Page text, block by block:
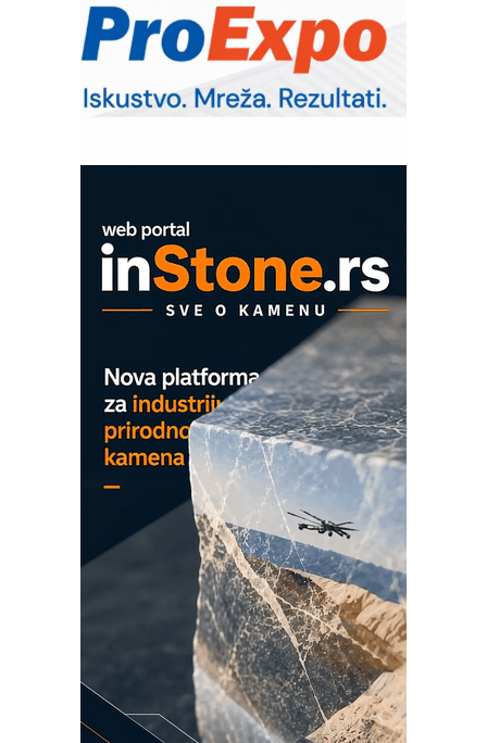
Trajna oznaka kao dugoročna korist
Bezbednost na prvom mestu!
IB BLUMENAUER - više od 40 godina
poverenja u industriji
OBO sistemi mrežastih nosača kablova
Proizvodnja iC7 Hybrid 1500 VDC
mrežnog pretvarača sa tečnim
hlađenjem